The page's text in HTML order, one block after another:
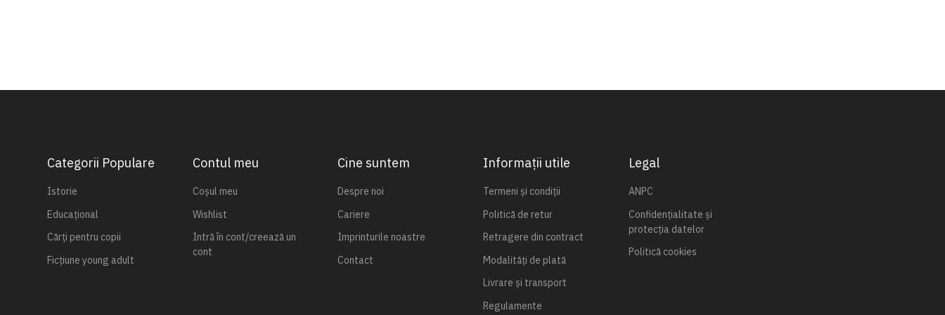
Categorii Populare
Istorie
Educațional
Cărți pentru copii
Ficțiune young adult
Contul meu
Coșul meu
Wishlist
Intră în cont/creează un
cont
Cine suntem
Despre noi
Cariere
Imprinturile noastre
Contact
Informații utile
Termeni și condiții
Politică de retur
Retragere din contract
Modalități de plată
Livrare și transport
Regulamente
Legal
ANPC
Confidențialitate și
protecția datelor
Politică cookies